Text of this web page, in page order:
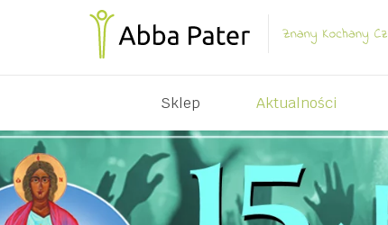
Sklep Aktualności